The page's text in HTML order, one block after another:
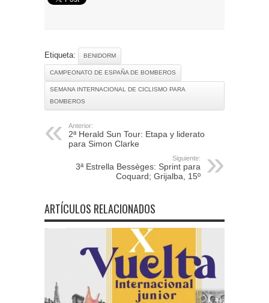
Etiqueta: BENIDORM
CAMPEONATO DE ESPAÑA DE BOMBEROS
SEMANA INTERNACIONAL DE CICLISMO PARA
BOMBEROS
Anterior:
2ª Herald Sun Tour: Etapa y liderato
para Simon Clarke
Siguiente:
3ª Estrella Bessèges: Sprint para
Coquard; Grijalba, 15º
ARTÍCULOS RELACIONADOS